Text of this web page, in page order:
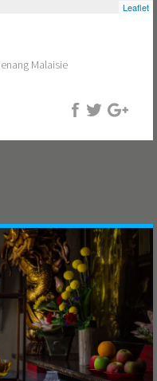
Leaflet
Malaisie